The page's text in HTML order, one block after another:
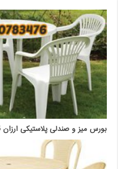
بورس میز و صندلی پلاستیکی